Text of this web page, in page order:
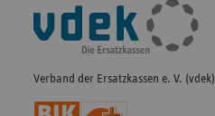
Fußleisten-
Navigation
Verband der Ersatzkassen e. V. (vdek)